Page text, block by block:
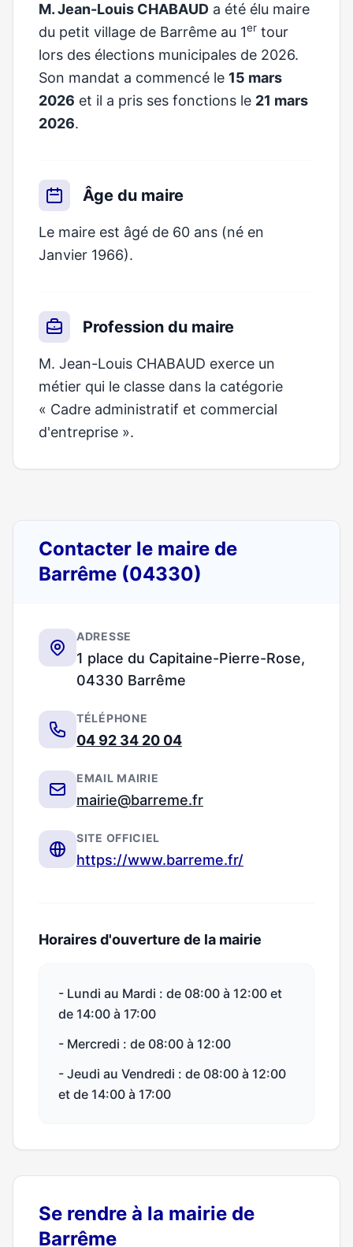
M. Jean-Louis CHABAUD a été élu maire
du petit village de Barrême au 1er tour
lors des élections municipales de 2026.
Son mandat a commencé le 15 mars
2026 et il a pris ses fonctions le 21 mars
2026.
Âge du maire
Le maire est âgé de 60 ans (né en
Janvier 1966).
Profession du maire
M. Jean-Louis CHABAUD exerce un
métier qui le classe dans la catégorie
« Cadre administratif et commercial
d'entreprise ».
Contacter le maire de
Barrême (04330)
ADRESSE
1 place du Capitaine-Pierre-Rose,
04330 Barrême
TÉLÉPHONE
04 92 34 20 04
EMAIL MAIRIE
mairie@barreme.fr
SITE OFFICIEL
https://www.barreme.fr/
Horaires d'ouverture de la mairie
- Lundi au Mardi : de 08:00 à 12:00 et
de 14:00 à 17:00
- Mercredi : de 08:00 à 12:00
- Jeudi au Vendredi : de 08:00 à 12:00
et de 14:00 à 17:00
Se rendre à la mairie de
Barrême